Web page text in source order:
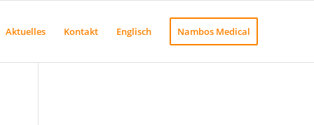
Aktuelles Kontakt Englisch Nambos Medical